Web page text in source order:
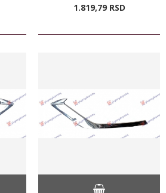
1.819,79 RSD